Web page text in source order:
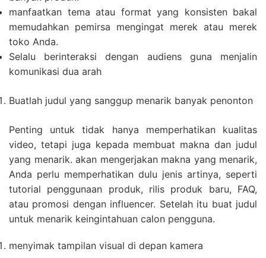
manfaatkan tema atau format yang konsisten bakal
memudahkan pemirsa mengingat merek atau merek
toko Anda.
Selalu berinteraksi dengan audiens guna menjalin
komunikasi dua arah
Buatlah judul yang sanggup menarik banyak penonton
Penting untuk tidak hanya memperhatikan kualitas
video, tetapi juga kepada membuat makna dan judul
yang menarik. akan mengerjakan makna yang menarik,
Anda perlu memperhatikan dulu jenis artinya, seperti
tutorial penggunaan produk, rilis produk baru, FAQ,
atau promosi dengan influencer. Setelah itu buat judul
untuk menarik keingintahuan calon pengguna.
menyimak tampilan visual di depan kamera